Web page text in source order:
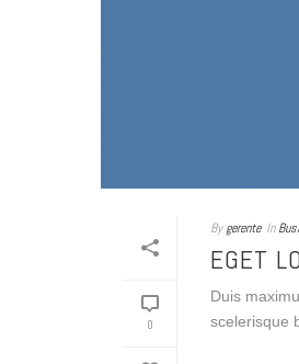
0
Bygerente In
EGET
Duis
scelerisque